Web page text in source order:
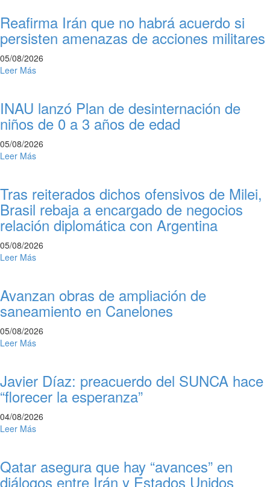
Reafirma Irán que no habrá acuerdo si
persisten amenazas de acciones militares
05/08/2026
Leer Más
INAU lanzó Plan de desinternación de
niños de 0 a 3 años de edad
05/08/2026
Leer Más
Tras reiterados dichos ofensivos de Milei,
Brasil rebaja a encargado de negocios
relación diplomática con Argentina
05/08/2026
Leer Más
Avanzan obras de ampliación de
saneamiento en Canelones
05/08/2026
Leer Más
Javier Díaz: preacuerdo del SUNCA hace
“florecer la esperanza”
04/08/2026
Leer Más
Qatar asegura que hay “avances” en
diálogos entre Irán y Estados Unidos